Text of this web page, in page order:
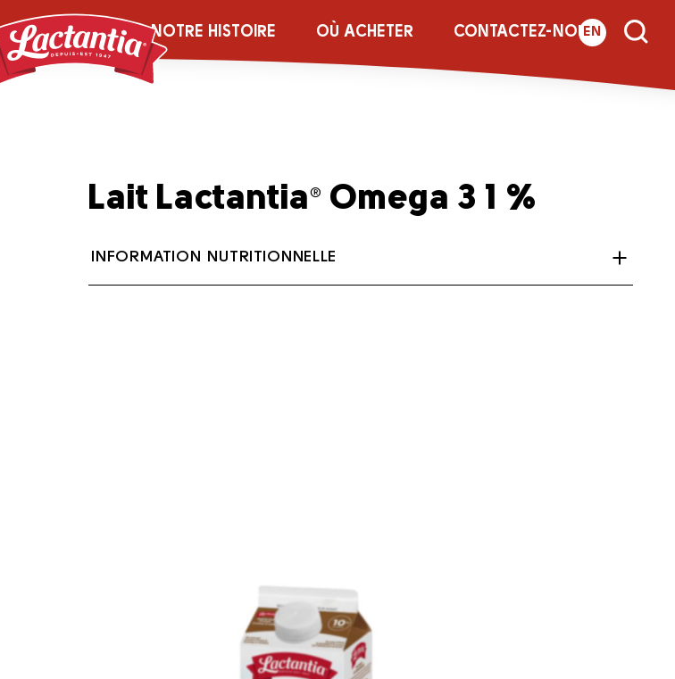
NOTRE HISTOIRE OÙ ACHETER CONTACTEZ-NOUS
EN
Lait Lactantia® Omega 3 1 %
INFORMATION NUTRITIONNELLE